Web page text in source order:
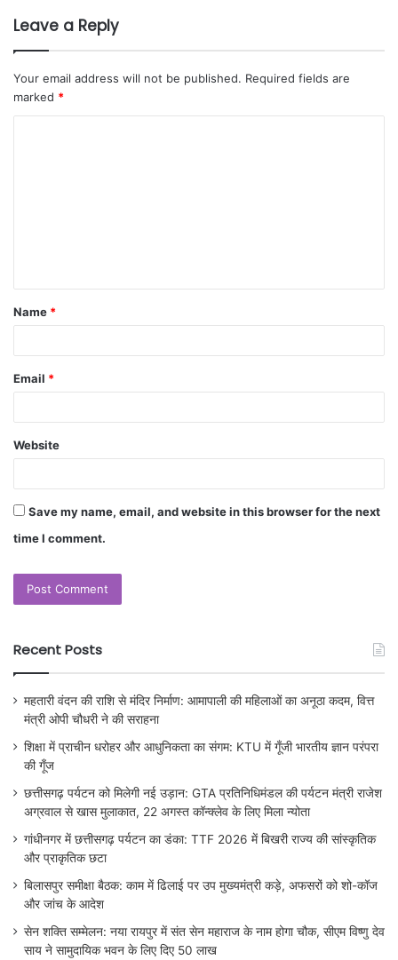
Leave a Reply
Your email address will not be published. Required fields are
marked *
Name *
Email *
Website
Save my name, email, and website in this browser for the next
time I comment.
Recent Posts
महतारी वंदन की राशि से मंदिर निर्माण: आमापाली की महिलाओं का अनूठा कदम, वित्त
मंत्री ओपी चौधरी ने की सराहना
शिक्षा में प्राचीन धरोहर और आधुनिकता का संगम: KTU में गूँजी भारतीय ज्ञान परंपरा
की गूँज
छत्तीसगढ़ पर्यटन को मिलेगी नई उड़ान: GTA प्रतिनिधिमंडल की पर्यटन मंत्री राजेश
अग्रवाल से खास मुलाकात, 22 अगस्त कॉन्क्लेव के लिए मिला न्योता
गांधीनगर में छत्तीसगढ़ पर्यटन का डंका: TTF 2026 में बिखरी राज्य की सांस्कृतिक
और प्राकृतिक छटा
बिलासपुर समीक्षा बैठक: काम में ढिलाई पर उप मुख्यमंत्री कड़े, अफसरों को शो-कॉज
और जांच के आदेश
सेन शक्ति सम्मेलन: नया रायपुर में संत सेन महाराज के नाम होगा चौक, सीएम विष्णु देव
साय ने सामुदायिक भवन के लिए दिए 50 लाख